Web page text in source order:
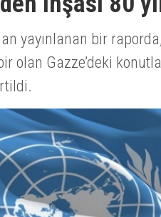
yayınlanan bir
olan Gazze’deki